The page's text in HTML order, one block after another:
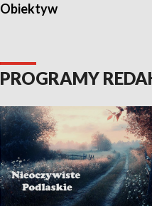
Obiektyw
PROGRAMY